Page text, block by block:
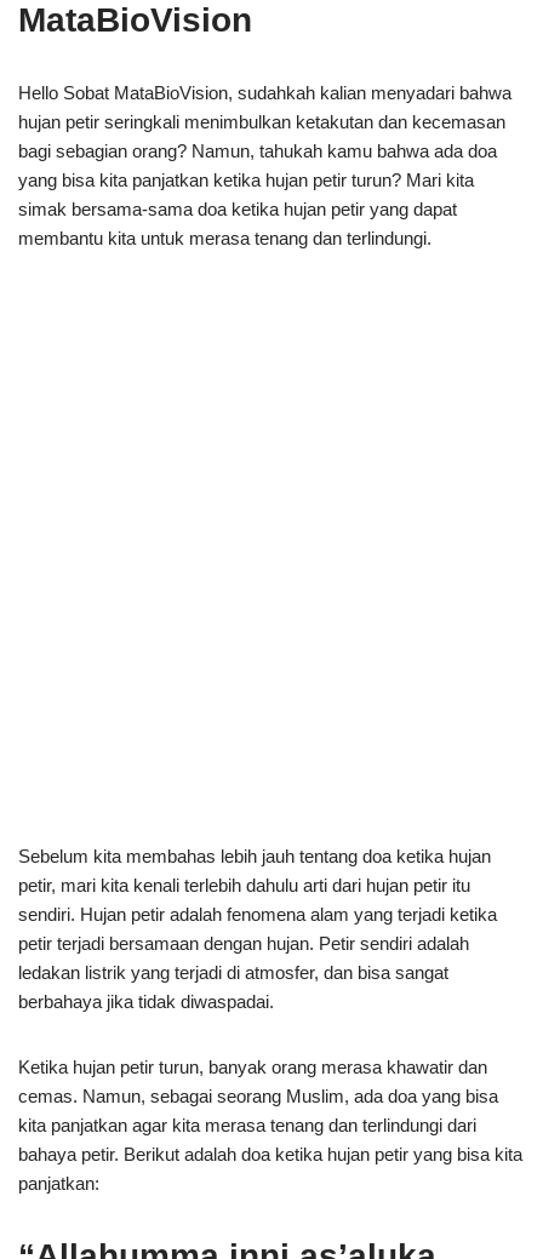
MataBioVision
Hello Sobat MataBioVision, sudahkah kalian menyadari bahwa
hujan petir seringkali menimbulkan ketakutan dan kecemasan
bagi sebagian orang? Namun, tahukah kamu bahwa ada doa
yang bisa kita panjatkan ketika hujan petir turun? Mari kita
simak bersama-sama doa ketika hujan petir yang dapat
membantu kita untuk merasa tenang dan terlindungi.
Sebelum kita membahas lebih jauh tentang doa ketika hujan
petir, mari kita kenali terlebih dahulu arti dari hujan petir itu
sendiri. Hujan petir adalah fenomena alam yang terjadi ketika
petir terjadi bersamaan dengan hujan. Petir sendiri adalah
ledakan listrik yang terjadi di atmosfer, dan bisa sangat
berbahaya jika tidak diwaspadai.
Ketika hujan petir turun, banyak orang merasa khawatir dan
cemas. Namun, sebagai seorang Muslim, ada doa yang bisa
kita panjatkan agar kita merasa tenang dan terlindungi dari
bahaya petir. Berikut adalah doa ketika hujan petir yang bisa kita
panjatkan: